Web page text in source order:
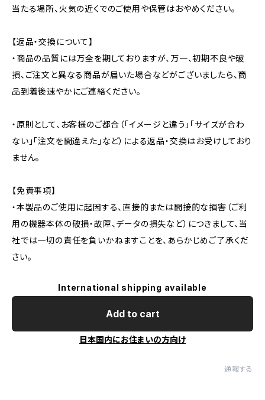
当たる場所、火気の近くでのご使用や保管はおやめください。
【返品・交換について】
・商品の品質には万全を期しておりますが、万一、初期不良や破
損、ご注文と異なる商品が届いた場合などがございましたら、商
品到着後速やかにご連絡ください。
・原則として、お客様のご都合（「イメージと違う」「サイズが合わ
ない」「注文を間違えた」など）による返品・交換はお受けしており
ません。
【免責事項】
・本製品のご使用に起因する、直接的または間接的な損害（ご利
用の機器本体の破損・故障、データの損失など）につきまして、当
社では一切の責任を負いかねますことを、あらかじめご了承くだ
さい。
International shipping available
Add to cart
日本国内にお住まいの方向け
通報する